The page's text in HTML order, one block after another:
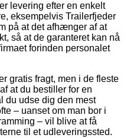
levering efter en enkelt
eksempelvis Trailerfjeder
på at det afhænger af at
så at de garanteret kan nå
forinden personalet
gratis fragt, men i de fleste
at du bestiller for en
du udse dig den mest
– uanset om man bor i
– vil blive at få
til et udleveringssted.